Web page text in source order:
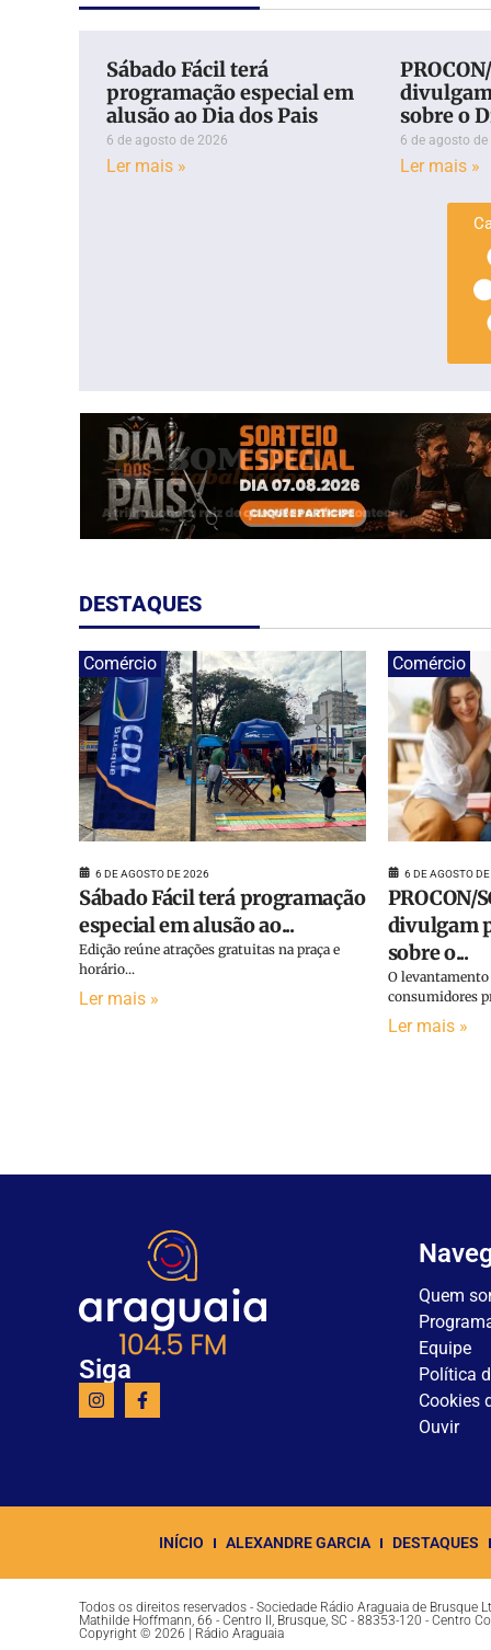
Sábado Fácil terá
programação especial em
alusão ao Dia dos Pais
6 de agosto de 2026
Ler mais »
sobre o
6 de agosto
Ler mais »
DESTAQUES
Comércio
6 DE AGOSTO DE 2026
Sábado Fácil terá programação
especial em alusão ao...
Edição reúne atrações gratuitas na praça e
horário...
Ler mais »
Comércio
6 DE AGOSTO
PROCON/
divulgam
sobre o...
O
consumidores
Ler mais »
Siga
Quem
Equipe
Política
Cookies
Ouvir
INÍCIO ALEXANDRE GARCIA DESTAQUES
Todos os direitos reservados - Sociedade Rádio Araguaia de Brusque
Mathilde Hoffmann, 66 - Centro II, Brusque, SC - 88353-120 - Centro
Copyright © 2026 | Rádio Araguaia